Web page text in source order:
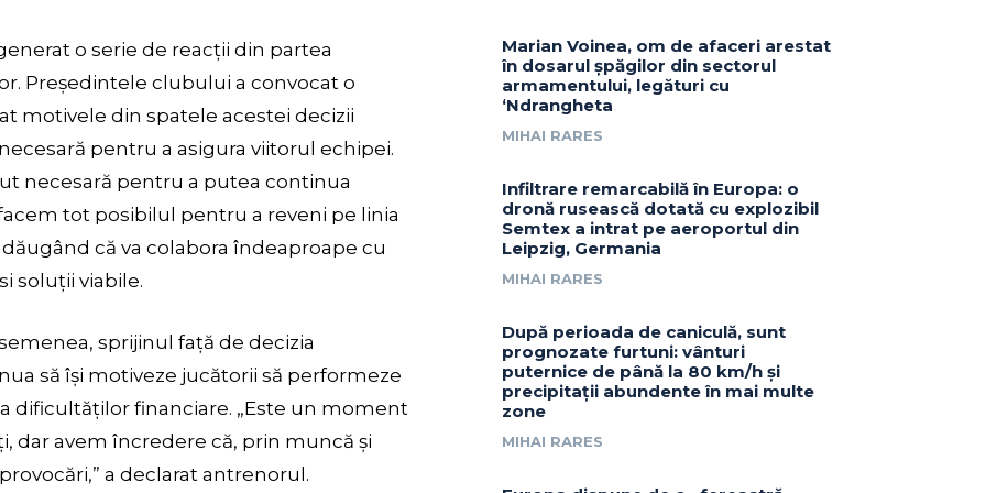
o serie de reacții din partea
Președintele clubului a convocat o
motivele din spatele acestei decizii
pentru a asigura viitorul echipei.
necesară pentru a putea continua
tot posibilul pentru a reveni pe linia
că va colabora îndeaproape cu
soluții viabile.
sprijinul față de decizia
să își motiveze jucătorii să performeze
dificultăților financiare. „Este un moment
dar avem încredere că, prin muncă și
a declarat antrenorul.
Marian Voinea, om de afaceri arestat
în dosarul șpăgilor din sectorul
armamentului, legături cu
‘Ndrangheta
MIHAI RARES
Infiltrare remarcabilă în Europa: o
dronă rusească dotată cu explozibil
Semtex a intrat pe aeroportul din
Leipzig, Germania
MIHAI RARES
După perioada de caniculă, sunt
prognozate furtuni: vânturi
puternice de până la 80 km/h și
precipitații abundente în mai multe
zone
MIHAI RARES